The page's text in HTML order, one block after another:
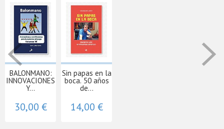
BALONMANO:
INNOVACIONES
Y...
30,00 €
Sin papas en la
boca. 50 años
de...
14,00 €